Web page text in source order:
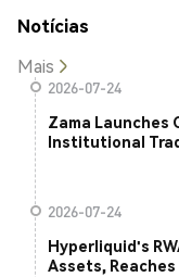
Notícias
Mais
2026-07-24
Zama Launches
Institutional
2026-07-24
Hyperliquid's
Assets, Reaches